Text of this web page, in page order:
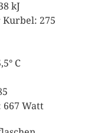
kJ
275
C
Watt